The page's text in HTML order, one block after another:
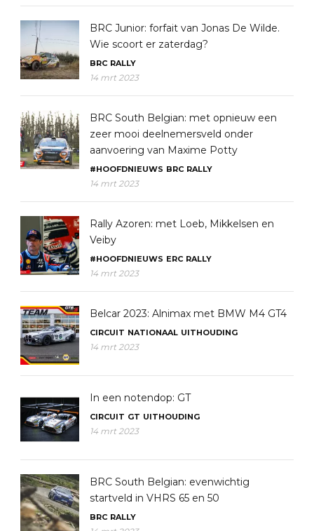
BRC Junior: forfait van Jonas De Wilde.
Wie scoort er zaterdag?
BRC RALLY
14 mrt 2023
BRC South Belgian: met opnieuw een
zeer mooi deelnemersveld onder
aanvoering van Maxime Potty
#HOOFDNIEUWS BRC RALLY
14 mrt 2023
Rally Azoren: met Loeb, Mikkelsen en
Veiby
#HOOFDNIEUWS ERC RALLY
14 mrt 2023
Belcar 2023: Alnimax met BMW M4 GT4
CIRCUIT NATIONAAL UITHOUDING
14 mrt 2023
In een notendop: GT
CIRCUIT GT UITHOUDING
14 mrt 2023
BRC South Belgian: evenwichtig
startveld in VHRS 65 en 50
BRC RALLY